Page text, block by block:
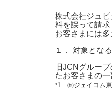
障
株式会社ジュ
料を誤って請
お客さまには
１． 対象とな
旧JCNグルー
たお客さまの一
*1 ㈱ジェイコム東